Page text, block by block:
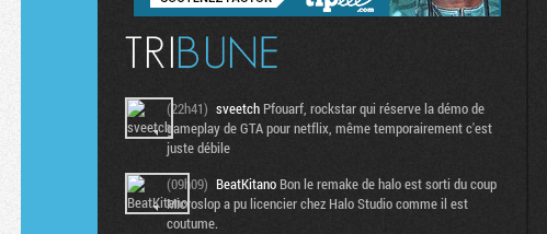
(22h41) sveetch Pfouarf, rockstar qui réserve la démo de
gameplay de GTA pour netflix, même temporairement c'est
juste débile
(09h09) BeatKitano Bon le remake de halo est sorti du coup
Microslop a pu licencier chez Halo Studio comme il est
coutume.